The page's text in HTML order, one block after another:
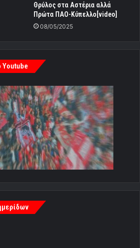
Θρύλος στα Αστέρια αλλά
Πρώτα ΠΑΟ-Κύπελλο[video]
08/05/2025
Youtube